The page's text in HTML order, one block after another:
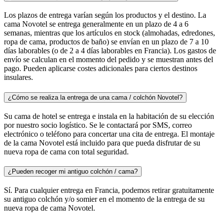
Los plazos de entrega varían según los productos y el destino. La
cama Novotel se entrega generalmente en un plazo de 4 a 6
semanas, mientras que los artículos en stock (almohadas, edredones,
ropa de cama, productos de baño) se envían en un plazo de 7 a 10
días laborables (o de 2 a 4 días laborables en Francia). Los gastos de
envío se calculan en el momento del pedido y se muestran antes del
pago. Pueden aplicarse costes adicionales para ciertos destinos
insulares.
¿Cómo se realiza la entrega de una cama / colchón Novotel?
Su cama de hotel se entrega e instala en la habitación de su elección
por nuestro socio logístico. Se le contactará por SMS, correo
electrónico o teléfono para concertar una cita de entrega. El montaje
de la cama Novotel está incluido para que pueda disfrutar de su
nueva ropa de cama con total seguridad.
¿Pueden recoger mi antiguo colchón / cama?
Sí. Para cualquier entrega en Francia, podemos retirar gratuitamente
su antiguo colchón y/o somier en el momento de la entrega de su
nueva ropa de cama Novotel.